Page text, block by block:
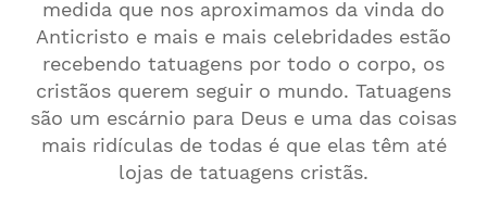
medida que nos aproximamos da vinda do
Anticristo e mais e mais celebridades estão
recebendo tatuagens por todo o corpo, os
cristãos querem seguir o mundo. Tatuagens
são um escárnio para Deus e uma das coisas
mais ridículas de todas é que elas têm até
lojas de tatuagens cristãs.